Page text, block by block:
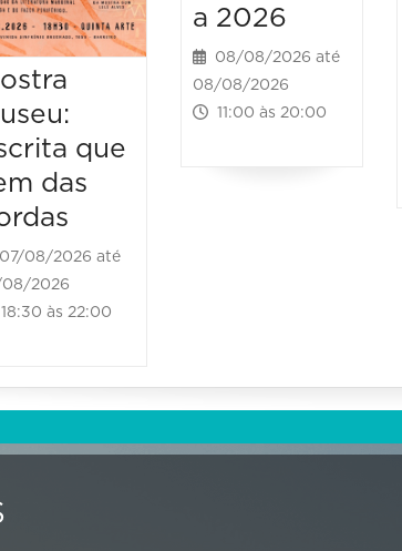
que
das
08/2026 até
08/2026
18:30 às 22:00
a 2026
08/08/2026 até
08/08/2026
11:00 às 20:00